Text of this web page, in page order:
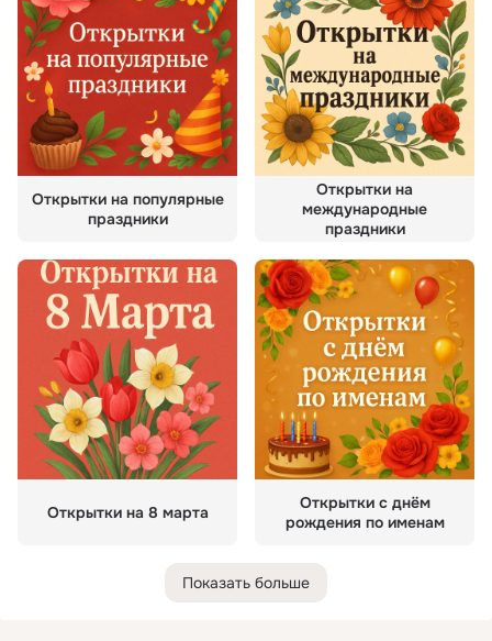
Открытки на популярные
праздники
Открытки на
международные
праздники
Открытки на 8 марта
Открытки с днём
рождения по именам
Показать больше